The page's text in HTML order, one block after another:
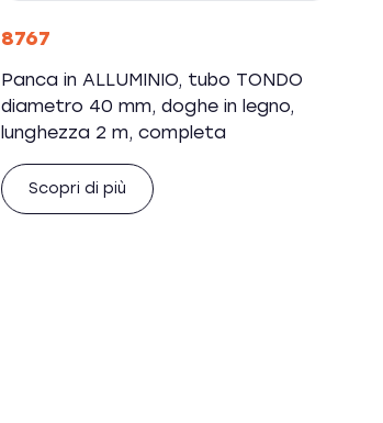
8767
Panca in ALLUMINIO, tubo TONDO
diametro 40 mm, doghe in legno,
lunghezza 2 m, completa
Scopri di più